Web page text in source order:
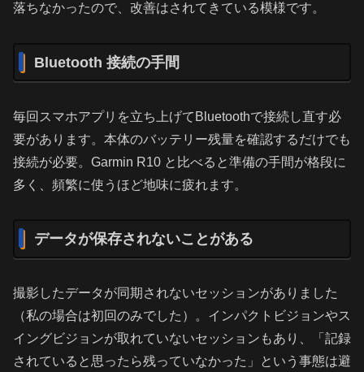
落ちなかったので、改善はされてきている模様です。
Bluetooth 接続の手間
毎回スマホアプリを立ち上げてBluetoothで接続し直す必
要があります。本体のバッテリー残量を確認するだけでも
接続が必要。Garmin R10 と比べると準備の手間が格段に
多く、頻繁に使うほど地味に疲れます。
データが保存されないことがある
撮影したデータが同期されないセッションがありました
（私の場合は初回のみでした）。インパクトビジョンやス
イングビジョンが取れていないセッションもあり、「記録
されていると思ったら残っていなかった」という事態は避